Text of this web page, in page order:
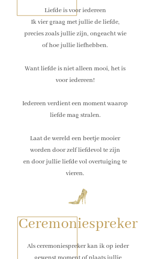
Liefde is voor iedereen
Ik vier graag met jullie de liefde,
precies zoals jullie zijn, ongeacht wie
of hoe jullie liefhebben.
Want liefde is niet alleen mooi, het is
voor iedereen!
Iedereen verdient een moment waarop
liefde mag stralen.
Laat de wereld een beetje mooier
worden door zelf liefdevol te zijn
en door jullie liefde vol overtuiging te
vieren.
Ceremoniespreker
Als ceremoniespreker kan ik op ieder